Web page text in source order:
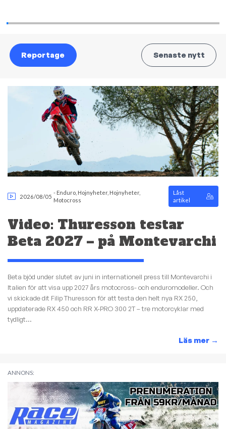
Reportage Senaste nytt
2026/08/05
- Enduro Hojnyheter, Hojnyheter,
Motocross
Låst
artikel
Video: Thuresson testar
Beta 2027 – på Montevarchi
Beta bjöd under slutet av juni in internationell press till Montevarchi i
Italien för att visa upp 2027 års motocross- och enduromodeller. Och
vi skickade dit Filip Thuresson för att testa den helt nya RX 250,
uppdaterade RX 450 och RR X-PRO 300 2T – tre motorcyklar med
tydligt...
Läs mer →
ANNONS: